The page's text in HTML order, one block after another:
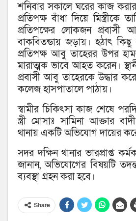
শনিবার সকালে ঘরের কাজ
প্রতিপক্ষ বাঁধা দিয়ে মিস্ত্রীকে
প্রতিপক্ষের লোকজন প্রবাসী
বাকবিতন্ডায় জড়ায়। হঠাৎ
প্রতিপক্ষ আবু তাহেরর উপর
মারাত্মক ভাবে আহত করেন।
প্রবাসী আবু তাহেরকে উদ্ধার
কলেজ হাসপাতালে পাঠায়।
স্বামীর চিকিৎসা কাজ শেষে
স্ত্রী মোসাঃ সামিনা আক্তার
থানায় একটি অভিযোগ দায়ের
সদর দক্ষিন থানার ভারপ্রাপ্ত
জানান, অভিযোগের বিষয়টি
ব্যবস্থা গ্রহন করা হবে।
Share